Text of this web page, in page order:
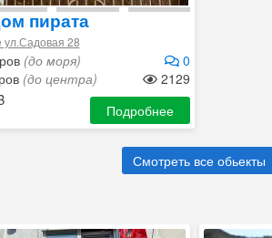
пирата
28
(до моря)
0
(до центра)
2129
Подробнее
Смотреть все обьекты